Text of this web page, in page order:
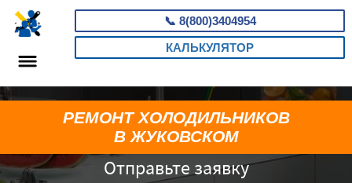
📞 8(800)3404954
КАЛЬКУЛЯТОР
Отправьте заявку
РЕМОНТ ХОЛОДИЛЬНИКОВ
В ЖУКОВСКОМ